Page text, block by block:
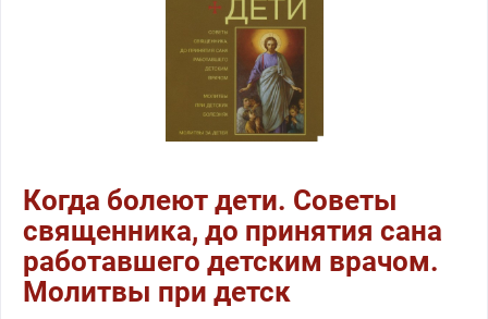
Когда болеют дети. Советы
священника, до принятия сана
работавшего детским врачом.
Молитвы при детск